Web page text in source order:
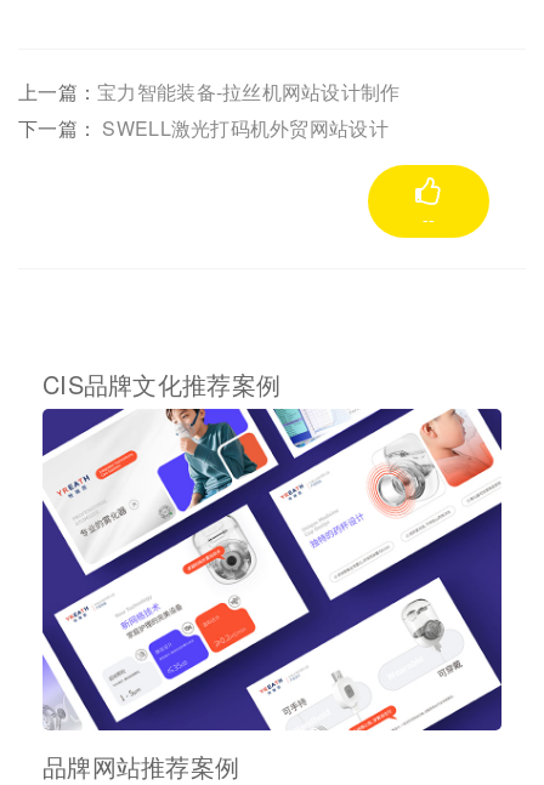
上一篇：宝力智能装备-拉丝机网站设计制作
下一篇： SWELL激光打码机外贸网站设计
--
CIS品牌文化推荐案例
品牌网站推荐案例